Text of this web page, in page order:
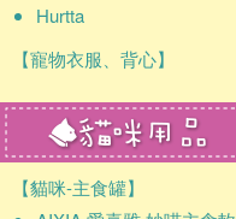
Hurtta
【寵物衣服、背心】
【貓咪-主食罐】